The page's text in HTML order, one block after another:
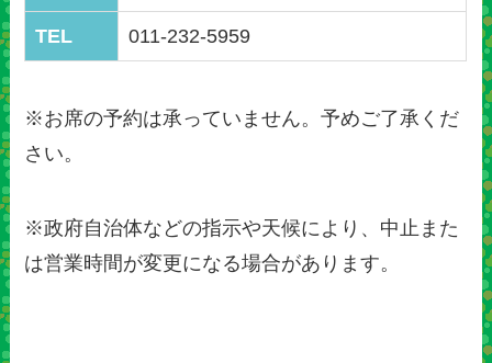
TEL 011-232-5959
※お席の予約は承っていません。予めご了承くだ
さい。
※政府自治体などの指示や天候により、中止また
は営業時間が変更になる場合があります。